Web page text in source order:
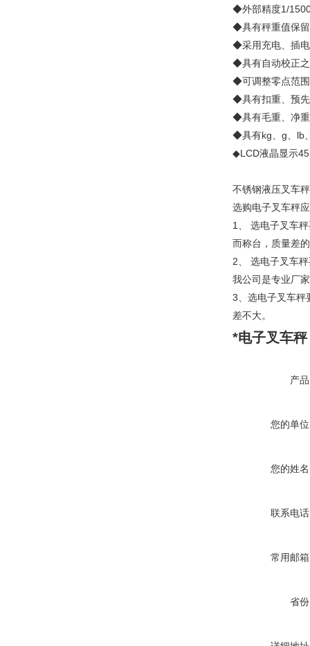
◆外部精度1/
◆具有秤重值保
◆采用充电、插
◆具有自动校正
◆可调整零点范
◆具有扣重、预
◆具有毛重、净
◆具有kg、g、lb
◆LCD液晶显示
不锈钢液压叉车
选购电子叉车秤
1、 选电子叉车
而称台，质量差
2、 选电子叉车
我公司是专业厂
3、选电子叉车秤
差不大。
*电子叉车
产
您的单
您的姓
联系电
常用邮
省